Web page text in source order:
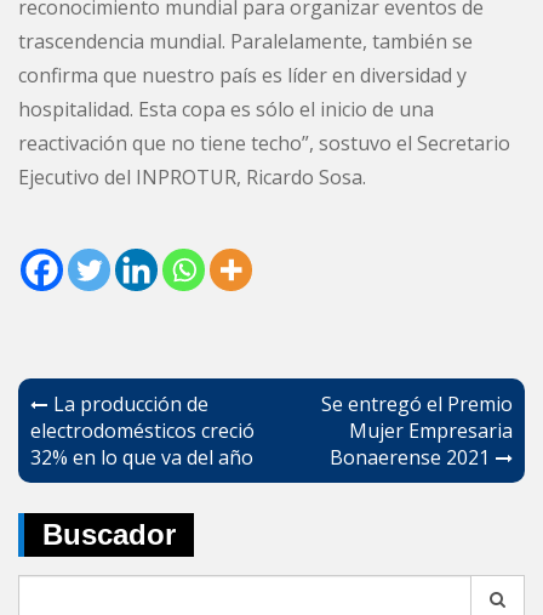
reconocimiento mundial para organizar eventos de
trascendencia mundial. Paralelamente, también se
confirma que nuestro país es líder en diversidad y
hospitalidad. Esta copa es sólo el inicio de una
reactivación que no tiene techo”, sostuvo el Secretario
Ejecutivo del INPROTUR, Ricardo Sosa.
Navegación
de
entradas
La producción de
electrodomésticos creció
32% en lo que va del año
Se entregó el Premio
Mujer Empresaria
Bonaerense 2021
Buscador